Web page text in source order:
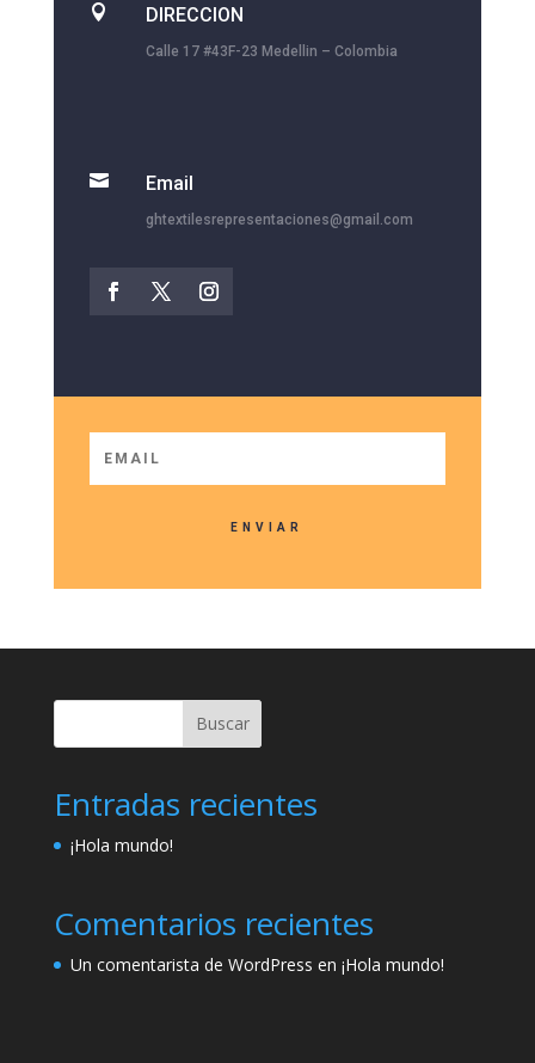
 DIRECCION
Calle 17 #43F-23 Medellin – Colombia
 Email
ghtextilesrepresentaciones@gmail.com
ENVIAR
Buscar
Entradas recientes
¡Hola mundo!
Comentarios recientes
Un comentarista de WordPress en ¡Hola mundo!